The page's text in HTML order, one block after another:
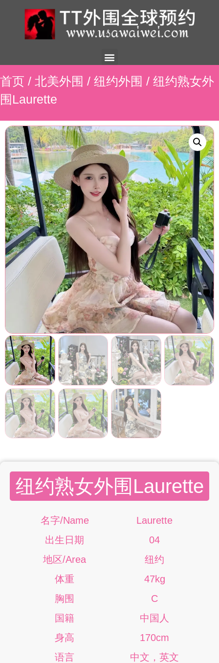
首页 / 北美外围 / 纽约外围 / 纽约熟女外
围Laurette
纽约熟女外围Laurette
名字/Name
Laurette
出生日期
04
地区/Area
纽约
体重
47kg
胸围
C
国籍
中国人
身高
170cm
语言
中文，英文